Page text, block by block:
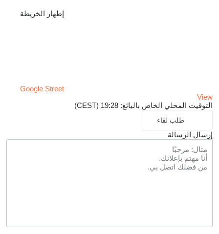
إظهار الخريطة
Google Street
View
التوقيت المحلي الخاص بالبائع: 19:28 (CEST)
طلب لقاء
إرسال الرسالة